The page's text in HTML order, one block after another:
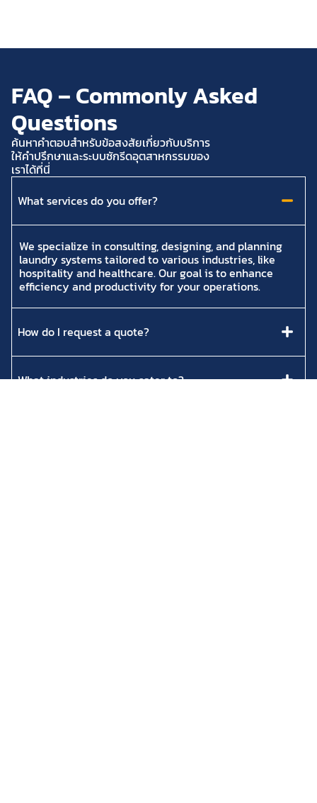
FAQ – Commonly Asked
Questions
ค้นหาคำตอบสำหรับข้อสงสัยเกี่ยวกับบริการ
ให้คำปรึกษาและระบบซักรีดอุตสาหกรรมของ
เราได้ที่นี่
What services do you offer?
We specialize in consulting, designing, and planning
laundry systems tailored to various industries, like
hospitality and healthcare. Our goal is to enhance
efficiency and productivity for your operations.
How do I request a quote?
What industries do you cater to?